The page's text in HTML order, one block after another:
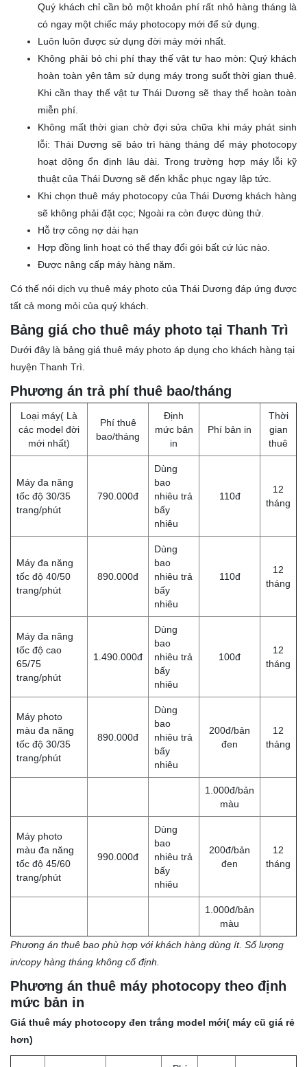
Quý khách chỉ cần bỏ một khoản phí rất nhỏ hàng tháng là
có ngay một chiếc máy photocopy mới để sử dụng.
Luôn luôn được sử dụng đời máy mới nhất.
Không phải bỏ chi phí thay thế vật tư hao mòn: Quý khách
hoàn toàn yên tâm sử dụng máy trong suốt thời gian thuê.
Khi cần thay thế vật tư Thái Dương sẽ thay thế hoàn toàn
miễn phí.
Không mất thời gian chờ đợi sửa chữa khi máy phát sinh
lỗi: Thái Dương sẽ bảo trì hàng tháng để máy photocopy
hoạt dộng ổn định lâu dài. Trong trường hợp máy lỗi kỹ
thuật của Thái Dương sẽ đến khắc phục ngay lập tức.
Khi chọn thuê máy photocopy của Thái Dương khách hàng
sẽ không phải đặt cọc; Ngoài ra còn được dùng thử.
Hỗ trợ công nợ dài hạn
Hợp đồng linh hoạt có thể thay đổi gói bất cứ lúc nào.
Được nâng cấp máy hàng năm.
Có thế nói dịch vụ thuê máy photo của Thái Dương đáp ứng được
tất cả mong mỏi của quý khách.
Bảng giá cho thuê máy photo tại Thanh Trì
Dưới đây là bảng giá thuê máy photo áp dụng cho khách hàng tại
huyện Thanh Trì.
Phương án trả phí thuê bao/tháng
Loại máy( Là
các model đời
mới nhất)
Phí thuê
bao/tháng
Định
mức bản
in
Phí bản in
Thời
gian
thuê
Máy đa năng
tốc độ 30/35
trang/phút
790.000đ
Dùng
bao
nhiêu trả
bấy
nhiêu
110đ
12
tháng
Máy đa năng
tốc độ 40/50
trang/phút
890.000đ
Dùng
bao
nhiêu trả
bấy
nhiêu
110đ
12
tháng
Máy đa năng
tốc độ cao
65/75
trang/phút
1.490.000đ
Dùng
bao
nhiêu trả
bấy
nhiêu
100đ
12
tháng
Máy photo
màu đa năng
tốc độ 30/35
trang/phút
890.000đ
Dùng
bao
nhiêu trả
bấy
nhiêu
200đ/bản
đen
12
tháng
1.000đ/bản
màu
Máy photo
màu đa năng
tốc độ 45/60
trang/phút
990.000đ
Dùng
bao
nhiêu trả
bấy
nhiêu
200đ/bản
đen
12
tháng
1.000đ/bản
màu
Phương án thuê bao phù hợp với khách hàng dùng ít. Số lượng
in/copy hàng tháng không cố định.
Phương án thuê máy photocopy theo định
mức bản in
Giá thuê máy photocopy đen trắng model mới( máy cũ giá rẻ
hơn)